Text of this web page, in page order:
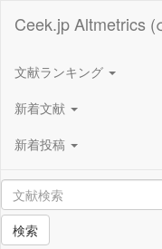
Ceek.jp Altmetrics
文献ランキング
新着文献
新着投稿
検索